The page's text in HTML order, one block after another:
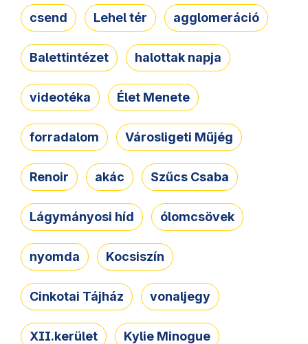
csend Lehel tér agglomeráció
Balettintézet halottak napja
videotéka Élet Menete
forradalom Városligeti Műjég
Renoir akác Szűcs Csaba
Lágymányosi híd ólomcsövek
nyomda Kocsiszín
Cinkotai Tájház vonaljegy
XII.kerület Kylie Minogue